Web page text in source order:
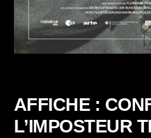
AFFICHE :
L’IMPOSTEUR